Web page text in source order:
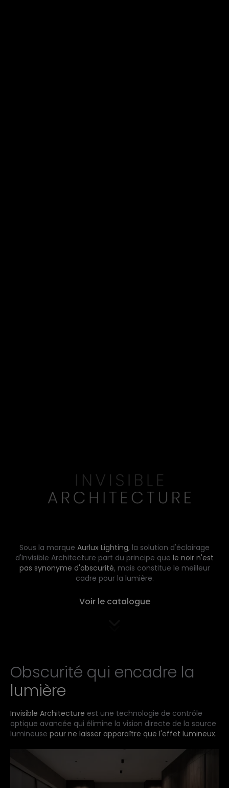
Sous la marque Aurlux Lighting, la solution d'éclairage
d'Invisible Architecture part du principe que le noir n'est
pas synonyme d'obscurité, mais constitue le meilleur
cadre pour la lumière.
Voir le catalogue
Obscurité qui encadre la
lumière
Invisible Architecture est une technologie de contrôle
optique avancée qui élimine la vision directe de la source
lumineuse pour ne laisser apparaître que l'effet lumineux.